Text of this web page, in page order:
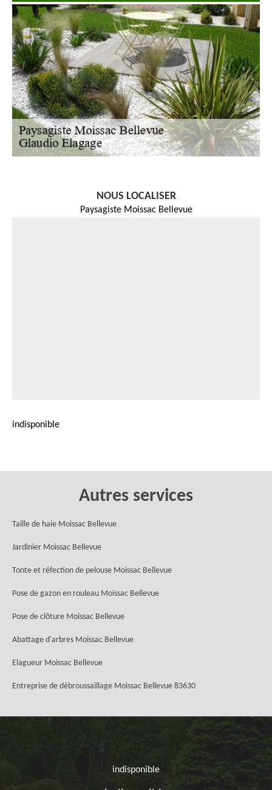
NOUS LOCALISER
Paysagiste Moissac Bellevue
indisponible
Autres services
Taille de haie Moissac Bellevue
Jardinier Moissac Bellevue
Tonte et réfection de pelouse Moissac Bellevue
Pose de gazon en rouleau Moissac Bellevue
Pose de clôture Moissac Bellevue
Abattage d'arbres Moissac Bellevue
Elagueur Moissac Bellevue
Entreprise de débroussaillage Moissac Bellevue 83630
indisponible